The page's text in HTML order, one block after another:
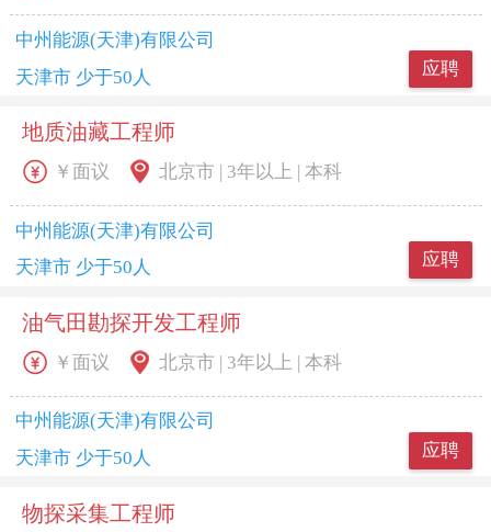
应聘
中州能源(天津)有限公司
天津市 少于50人
地质油藏工程师
应聘
￥面议 北京市 | 3年以上 | 本科
中州能源(天津)有限公司
天津市 少于50人
油气田勘探开发工程师
应聘
￥面议 北京市 | 3年以上 | 本科
中州能源(天津)有限公司
天津市 少于50人
物探采集工程师